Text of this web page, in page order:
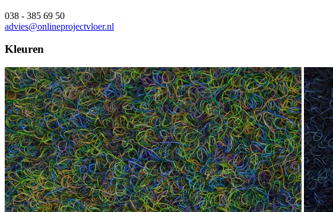
038 - 385 69 50
advies@onlineprojectvloer.nl
Kleuren